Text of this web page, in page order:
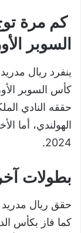
كم مرة
السوبر
ينفرد ريال
الهولندي، أما
2024.
بطولات